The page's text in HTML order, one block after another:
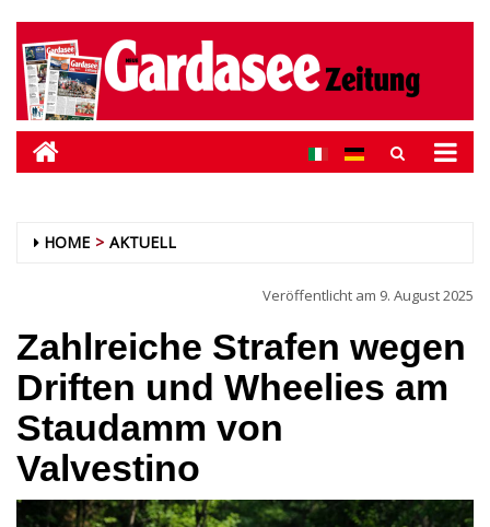
HOME AKTUELL
Veröffentlicht am 9. August 2025
Zahlreiche Strafen wegen
Driften und Wheelies am
Staudamm von
Valvestino